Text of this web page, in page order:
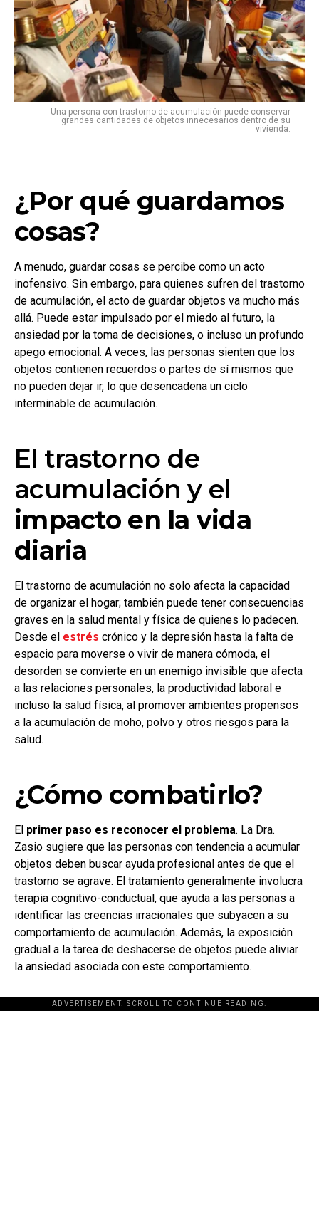
Una persona con trastorno de acumulación puede conservar
grandes cantidades de objetos innecesarios dentro de su
vivienda.
¿Por qué guardamos
cosas?
A menudo, guardar cosas se percibe como un acto
inofensivo. Sin embargo, para quienes sufren del trastorno
de acumulación, el acto de guardar objetos va mucho más
allá. Puede estar impulsado por el miedo al futuro, la
ansiedad por la toma de decisiones, o incluso un profundo
apego emocional. A veces, las personas sienten que los
objetos contienen recuerdos o partes de sí mismos que
no pueden dejar ir, lo que desencadena un ciclo
interminable de acumulación.
El trastorno de
acumulación y el
impacto en la vida
diaria
El trastorno de acumulación no solo afecta la capacidad
de organizar el hogar; también puede tener consecuencias
graves en la salud mental y física de quienes lo padecen.
Desde el estrés crónico y la depresión hasta la falta de
espacio para moverse o vivir de manera cómoda, el
desorden se convierte en un enemigo invisible que afecta
a las relaciones personales, la productividad laboral e
incluso la salud física, al promover ambientes propensos
a la acumulación de moho, polvo y otros riesgos para la
salud.
¿Cómo combatirlo?
El primer paso es reconocer el problema. La Dra.
Zasio sugiere que las personas con tendencia a acumular
objetos deben buscar ayuda profesional antes de que el
trastorno se agrave. El tratamiento generalmente involucra
terapia cognitivo-conductual, que ayuda a las personas a
identificar las creencias irracionales que subyacen a su
comportamiento de acumulación. Además, la exposición
gradual a la tarea de deshacerse de objetos puede aliviar
la ansiedad asociada con este comportamiento.
ADVERTISEMENT. SCROLL TO CONTINUE READING.